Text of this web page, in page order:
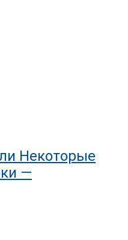
Некоторые
—